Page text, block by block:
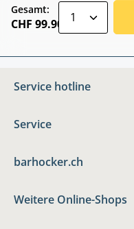
Gesamt:
CHF 99.90
Service hotline
Service
barhocker.ch
Weitere Online-Shops